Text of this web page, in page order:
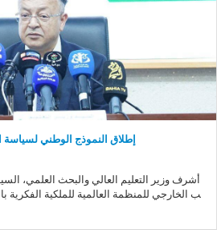
إطلاق النموذج الوطني لسياسة الملكية
أشرف وزير التعليم العالي والبحث العلمي،
ب الخارجي للمنظمة العالمية للملكية الفكرية